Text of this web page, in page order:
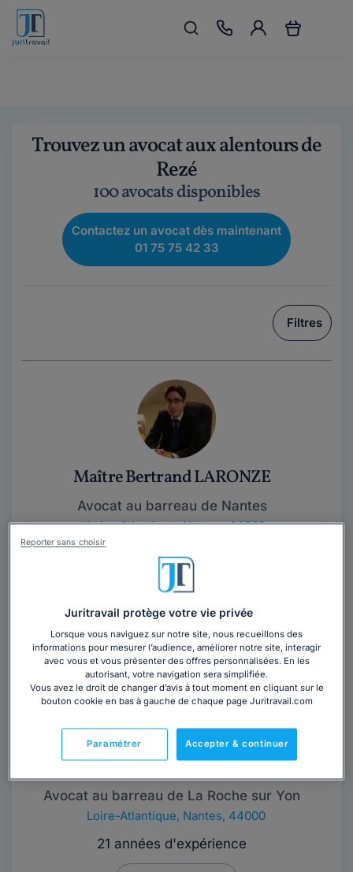
Trouvez un avocat aux alentours de
Rezé
100 avocats disponibles
Contactez un avocat dès maintenant
01 75 75 42 33
Filtres
Maître Bertrand LARONZE
Avocat au barreau de Nantes
Loire-Atlantique,Nantes, 44000
Contacter cet avocat
Avocat intervenant en droit bancaire, saisie
immobilière, voies d'exécution
Maître Jérôme MAUDET
Avocat au barreau de La Roche sur Yon
Loire-Atlantique, Nantes, 44000
21 années d'expérience
Juritravail protège votre vie privée
Lorsque vous naviguez sur notre site, nous recueillons des
informations pour mesurer l’audience, améliorer notre site, interagir
avec vous et vous présenter des offres personnalisées. En les
autorisant, votre navigation sera simplifiée.
Vous avez le droit de changer d’avis à tout moment en cliquant sur le
bouton cookie en bas à gauche de chaque page Juritravail.com
Accepter & continuer
Paramétrer
Reporter sans choisir